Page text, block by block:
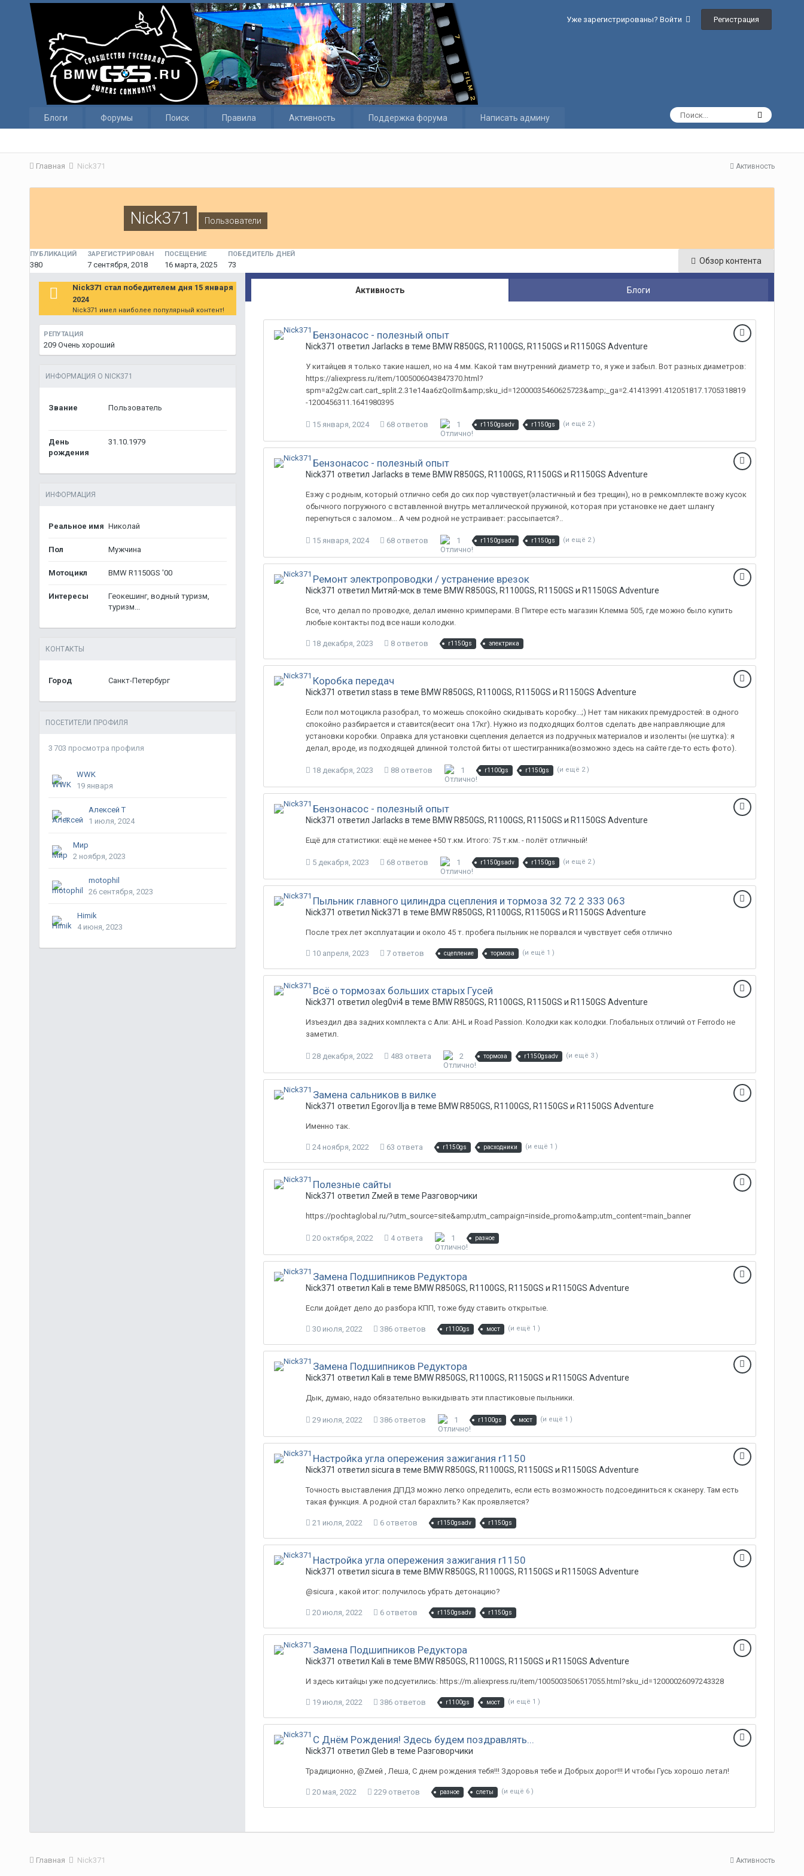
Уже зарегистрированы? Войти Регистрация
Блоги Форумы Поиск Правила Активность Поддержка форума Написать админу
Активность
Главная Nick371
Nick371 Пользователи
Обзор контента
ПУБЛИКАЦИЙ
380
ЗАРЕГИСТРИРОВАН
7 сентября, 2018
ПОСЕЩЕНИЕ
16 марта, 2025
ПОБЕДИТЕЛЬ ДНЕЙ
73
Nick371 стал победителем дня 15 января
2024
Nick371 имел наиболее популярный контент!
РЕПУТАЦИЯ
209 Очень хороший
ИНФОРМАЦИЯ О NICK371
Звание Пользователь
День
рождения
31.10.1979
ИНФОРМАЦИЯ
Реальное имя Николай
Пол Мужчина
Мотоцикл BMW R1150GS '00
Интересы
Геокешинг, водный туризм,
туризм...
КОНТАКТЫ
Город Санкт-Петербург
ПОСЕТИТЕЛИ ПРОФИЛЯ
3 703 просмотра профиля
WWK
19 января
Алексей Т
1 июля, 2024
Мир
2 ноября, 2023
motophil
26 сентября, 2023
Himik
4 июня, 2023
Активность Блоги
Бензонасос - полезный опыт
Nick371 ответил Jarlacks в теме BMW R850GS, R1100GS, R1150GS и R1150GS Adventure
У китайцев я только такие нашел, но на 4 мм. Какой там внутренний диаметр то, я уже и забыл. Вот разных диаметров:
https://aliexpress.ru/item/1005006043847370.html?
spm=a2g2w.cart.cart_split.2.31e14aa6zQoIIm&amp;sku_id=12000035460625723&amp;_ga=2.41413991.412051817.1705318819
-1200456311.1641980395
15 января, 2024 68 ответов 1 r1150gsadv r1150gs (и ещё 2 )
Бензонасос - полезный опыт
Nick371 ответил Jarlacks в теме BMW R850GS, R1100GS, R1150GS и R1150GS Adventure
Езжу с родным, который отлично себя до сих пор чувствует(эластичный и без трещин), но в ремкомплекте вожу кусок
обычного погружного с вставленной внутрь металлической пружиной, которая при установке не дает шлангу
перегнуться с заломом... А чем родной не устраивает: рассыпается?..
15 января, 2024 68 ответов 1 r1150gsadv r1150gs (и ещё 2 )
Ремонт электропроводки / устранение врезок
Nick371 ответил Митяй-мск в теме BMW R850GS, R1100GS, R1150GS и R1150GS Adventure
Все, что делал по проводке, делал именно кримперами. В Питере есть магазин Клемма 505, где можно было купить
любые контакты под все наши колодки.
18 декабря, 2023 8 ответов r1150gs электрика
Коробка передач
Nick371 ответил stass в теме BMW R850GS, R1100GS, R1150GS и R1150GS Adventure
Если пол мотоцикла разобрал, то можешь спокойно скидывать коробку...;) Нет там никаких премудростей: в одного
спокойно разбирается и ставится(весит она 17кг). Нужно из подходящих болтов сделать две направляющие для
установки коробки. Оправка для установки сцепления делается из подручных материалов и изоленты (не шутка): я
делал, вроде, из подходящей длинной толстой биты от шестигранника(возможно здесь на сайте где-то есть фото).
18 декабря, 2023 88 ответов 1 r1100gs r1150gs (и ещё 2 )
Бензонасос - полезный опыт
Nick371 ответил Jarlacks в теме BMW R850GS, R1100GS, R1150GS и R1150GS Adventure
Ещё для статистики: ещё не менее +50 т.км. Итого: 75 т.км. - полёт отличный!
5 декабря, 2023 68 ответов 1 r1150gsadv r1150gs (и ещё 2 )
Пыльник главного цилиндра сцепления и тормоза 32 72 2 333 063
Nick371 ответил Nick371 в теме BMW R850GS, R1100GS, R1150GS и R1150GS Adventure
После трех лет эксплуатации и около 45 т. пробега пыльник не порвался и чувствует себя отлично
10 апреля, 2023 7 ответов сцепление тормоза (и ещё 1 )
Всё о тормозах больших старых Гусей
Nick371 ответил oleg0vi4 в теме BMW R850GS, R1100GS, R1150GS и R1150GS Adventure
Изъездил два задних комплекта с Али: AHL и Road Passion. Колодки как колодки. Глобальных отличий от Ferrodo не
заметил.
28 декабря, 2022 483 ответа 2 тормоза r1150gsadv (и ещё 3 )
Замена сальников в вилке
Nick371 ответил Egorov.Ilja в теме BMW R850GS, R1100GS, R1150GS и R1150GS Adventure
Именно так.
24 ноября, 2022 63 ответа r1150gs расходники (и ещё 1 )
Полезные сайты
Nick371 ответил Zмей в теме Разговорчики
https://pochtaglobal.ru/?utm_source=site&amp;utm_campaign=inside_promo&amp;utm_content=main_banner
20 октября, 2022 4 ответа 1 разное
Замена Подшипников Редуктора
Nick371 ответил Kali в теме BMW R850GS, R1100GS, R1150GS и R1150GS Adventure
Если дойдет дело до разбора КПП, тоже буду ставить открытые.
30 июля, 2022 386 ответов r1100gs мост (и ещё 1 )
Замена Подшипников Редуктора
Nick371 ответил Kali в теме BMW R850GS, R1100GS, R1150GS и R1150GS Adventure
Дык, думаю, надо обязательно выкидывать эти пластиковые пыльники.
29 июля, 2022 386 ответов 1 r1100gs мост (и ещё 1 )
Настройка угла опережения зажигания r1150
Nick371 ответил sicura в теме BMW R850GS, R1100GS, R1150GS и R1150GS Adventure
Точность выставления ДПДЗ можно легко определить, если есть возможность подсоединиться к сканеру. Там есть
такая функция. А родной стал барахлить? Как проявляется?
21 июля, 2022 6 ответов r1150gsadv r1150gs
Настройка угла опережения зажигания r1150
Nick371 ответил sicura в теме BMW R850GS, R1100GS, R1150GS и R1150GS Adventure
@sicura , какой итог: получилось убрать детонацию?
20 июля, 2022 6 ответов r1150gsadv r1150gs
Замена Подшипников Редуктора
Nick371 ответил Kali в теме BMW R850GS, R1100GS, R1150GS и R1150GS Adventure
И здесь китайцы уже подсуетились: https://m.aliexpress.ru/item/1005003506517055.html?sku_id=12000026097243328
19 июля, 2022 386 ответов r1100gs мост (и ещё 1 )
C Днём Рождения! Здесь будем поздравлять...
Nick371 ответил Gleb в теме Разговорчики
Традиционно, @Zмей , Леша, С днем рождения тебя!!! Здоровья тебе и Добрых дорог!!! И чтобы Гусь хорошо летал!
20 мая, 2022 229 ответов разное слеты (и ещё 6 )
Активность
Главная Nick371